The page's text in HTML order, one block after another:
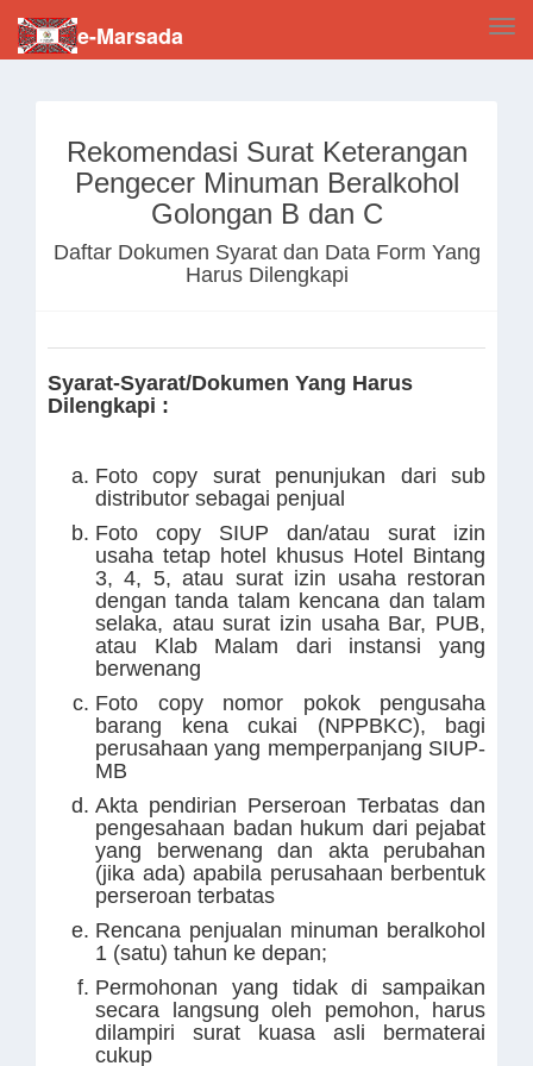
e-Marsada
Rekomendasi Surat Keterangan
Pengecer Minuman Beralkohol
Golongan B dan C
Daftar Dokumen Syarat dan Data Form Yang
Harus Dilengkapi
Syarat-Syarat/Dokumen Yang Harus
Dilengkapi :
Foto copy surat penunjukan dari sub
distributor sebagai penjual
Foto copy SIUP dan/atau surat izin
usaha tetap hotel khusus Hotel Bintang
3, 4, 5, atau surat izin usaha restoran
dengan tanda talam kencana dan talam
selaka, atau surat izin usaha Bar, PUB,
atau Klab Malam dari instansi yang
berwenang
Foto copy nomor pokok pengusaha
barang kena cukai (NPPBKC), bagi
perusahaan yang memperpanjang SIUP-
MB
Akta pendirian Perseroan Terbatas dan
pengesahaan badan hukum dari pejabat
yang berwenang dan akta perubahan
(jika ada) apabila perusahaan berbentuk
perseroan terbatas
Rencana penjualan minuman beralkohol
1 (satu) tahun ke depan;
Permohonan yang tidak di sampaikan
secara langsung oleh pemohon, harus
dilampiri surat kuasa asli bermaterai
cukup